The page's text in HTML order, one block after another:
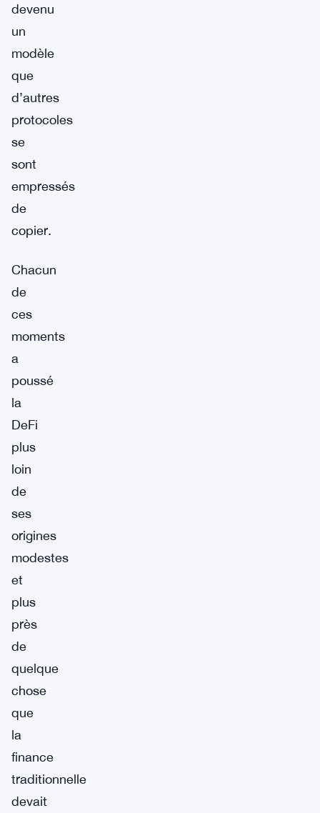
devenu
un
modèle
que
d’autres
protocoles
se
sont
empressés
de
copier.
Chacun
de
ces
moments
a
poussé
la
DeFi
plus
loin
de
ses
origines
modestes
et
plus
près
de
quelque
chose
que
la
finance
traditionnelle
devait